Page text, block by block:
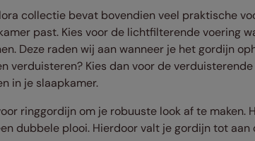
collectie bevat bovendien veel praktische
past. Kies voor de lichtfilterende voering
Deze raden wij aan wanneer je het gordijn
verduisteren? Kies dan voor de
in je slaapkamer.
ringgordijn om je robuuste look af te maken.
dubbele plooi. Hierdoor valt je gordijn tot aan